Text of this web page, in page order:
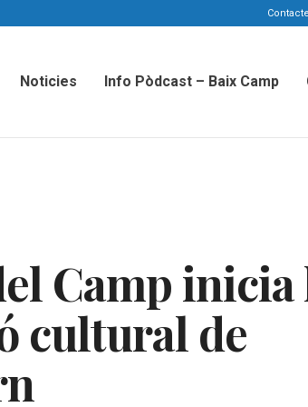
Contacte
Noticies Info Pòdcast – Baix Camp
Camp inicia
cultural de